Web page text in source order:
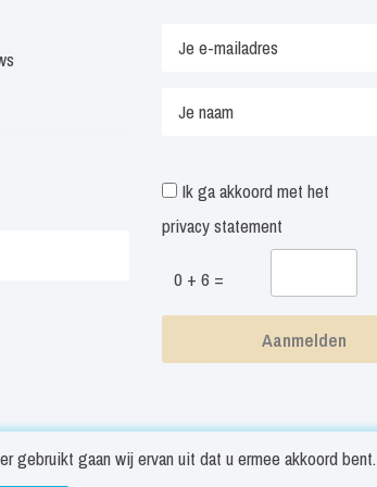
Ik ga akkoord met het
privacy statement
0 + 6 =
gebruikt gaan wij ervan uit dat u ermee akkoord bent.